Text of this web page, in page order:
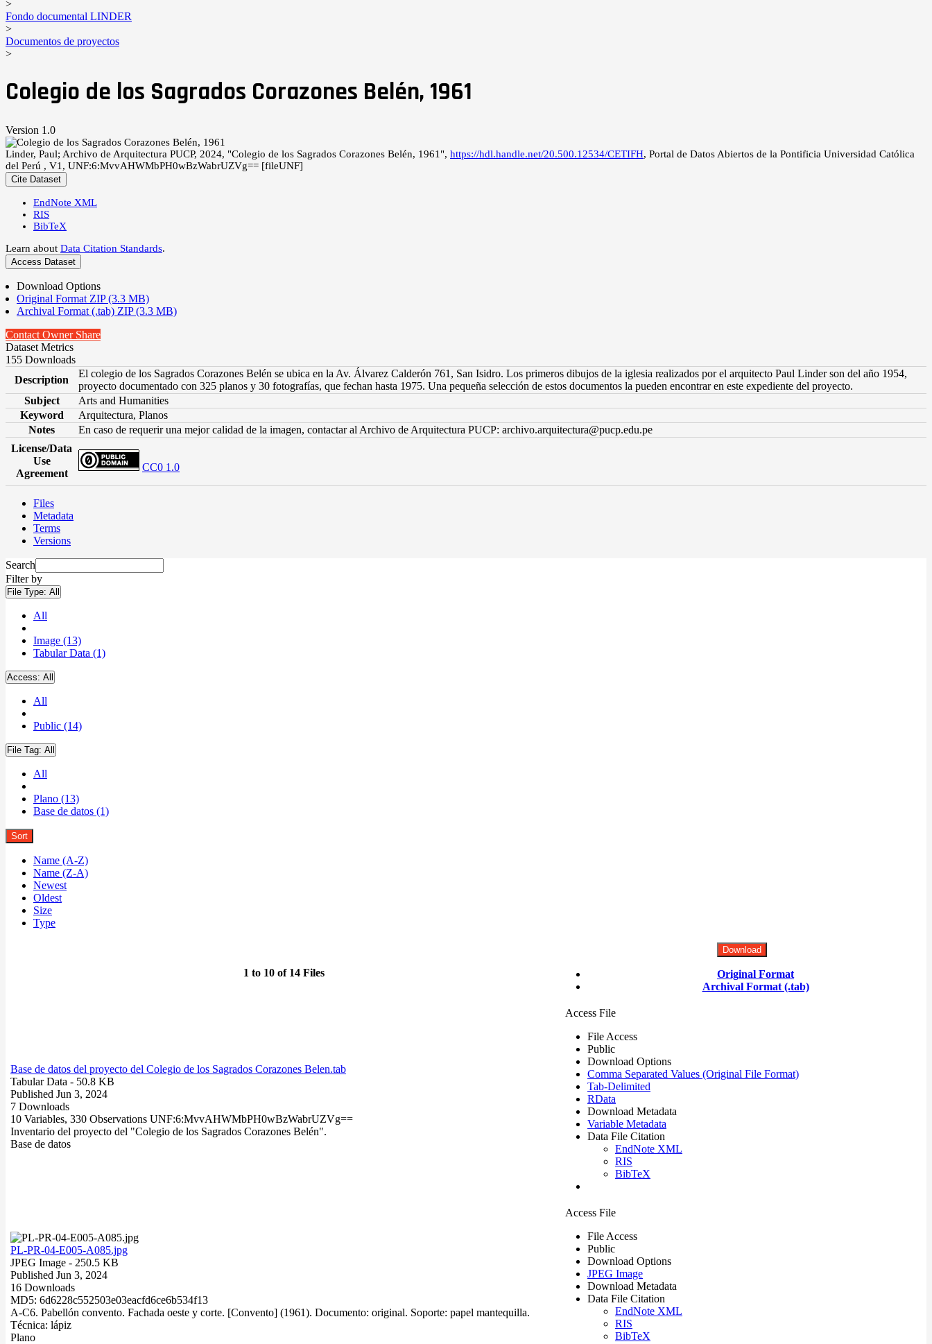
>
Fondo documental LINDER
>
Documentos de proyectos
>
Colegio de los Sagrados Corazones Belén, 1961
Version 1.0
Linder, Paul; Archivo de Arquitectura PUCP, 2024, "Colegio de los Sagrados Corazones Belén, 1961", https://hdl.handle.net/20.500.12534/CETIFH, Portal de Datos Abiertos de la Pontificia Universidad Católica
del Perú , V1, UNF:6:MvvAHWMbPH0wBzWabrUZVg== [fileUNF]
Cite Dataset
EndNote XML
RIS
BibTeX
Learn about Data Citation Standards.
Access Dataset
Download Options
Original Format ZIP (3.3 MB)
Archival Format (.tab) ZIP (3.3 MB)
Contact Owner Share
Dataset Metrics
155 Downloads
Description
El colegio de los Sagrados Corazones Belén se ubica en la Av. Álvarez Calderón 761, San Isidro. Los primeros dibujos de la iglesia realizados por el arquitecto Paul Linder son del año 1954,
proyecto documentado con 325 planos y 30 fotografías, que fechan hasta 1975. Una pequeña selección de estos documentos la pueden encontrar en este expediente del proyecto.
Subject
Arts and Humanities
Keyword
Arquitectura, Planos
Notes
En caso de requerir una mejor calidad de la imagen, contactar al Archivo de Arquitectura PUCP: archivo.arquitectura@pucp.edu.pe
License/Data
Use
Agreement
CC0 1.0
Files
Metadata
Terms
Versions
Search
Filter by
File Type: All
All
Image (13)
Tabular Data (1)
Access: All
All
Public (14)
File Tag: All
All
Plano (13)
Base de datos (1)
Sort
Name (A-Z)
Name (Z-A)
Newest
Oldest
Size
Type
1 to 10 of 14 Files
Download
Original Format
Archival Format (.tab)
Base de datos del proyecto del Colegio de los Sagrados Corazones Belen.tab
Tabular Data - 50.8 KB
Published Jun 3, 2024
7 Downloads
10 Variables, 330 Observations UNF:6:MvvAHWMbPH0wBzWabrUZVg==
Inventario del proyecto del "Colegio de los Sagrados Corazones Belén".
Base de datos
Access File
File Access
Public
Download Options
Comma Separated Values (Original File Format)
Tab-Delimited
RData
Download Metadata
Variable Metadata
Data File Citation
EndNote XML
RIS
BibTeX
PL-PR-04-E005-A085.jpg
JPEG Image - 250.5 KB
Published Jun 3, 2024
16 Downloads
MD5: 6d6228c552503e03eacfd6ce6b534f13
A-C6. Pabellón convento. Fachada oeste y corte. [Convento] (1961). Documento: original. Soporte: papel mantequilla.
Técnica: lápiz
Plano
Access File
File Access
Public
Download Options
JPEG Image
Download Metadata
Data File Citation
EndNote XML
RIS
BibTeX